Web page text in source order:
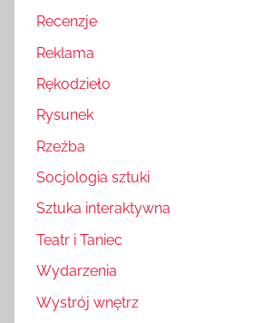
Recenzje
Reklama
Rękodzieło
Rysunek
Rzeźba
Socjologia sztuki
Sztuka interaktywna
Teatr i Taniec
Wydarzenia
Wystrój wnętrz